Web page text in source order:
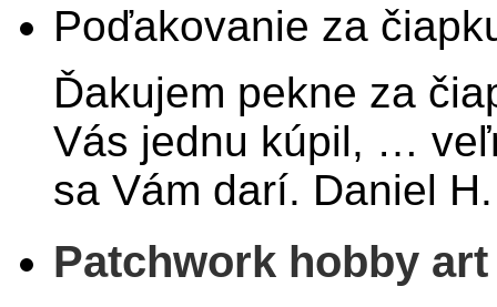
Poďakovanie za
Ďakujem pekne za
Vás jednu kúpil, …
sa Vám darí. Daniel H.
Patchwork hobby art